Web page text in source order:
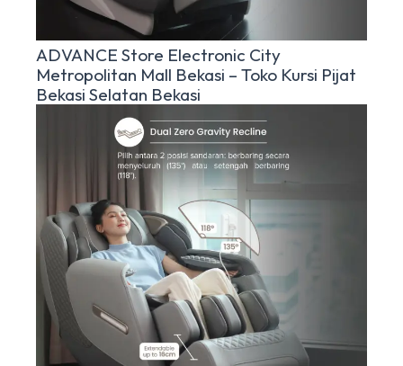
ADVANCE Store Electronic City
Metropolitan Mall Bekasi – Toko Kursi Pijat
Bekasi Selatan Bekasi